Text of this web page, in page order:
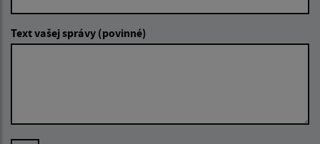
Text vašej správy (povinné)